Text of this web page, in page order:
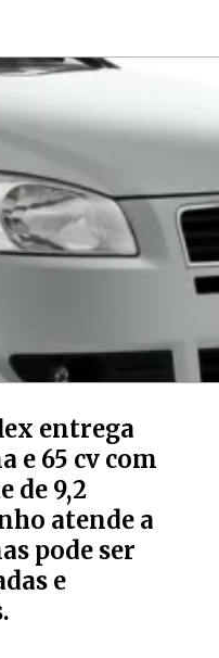
entrega
e 65 cv com
de 9,2
atende a
pode ser
e